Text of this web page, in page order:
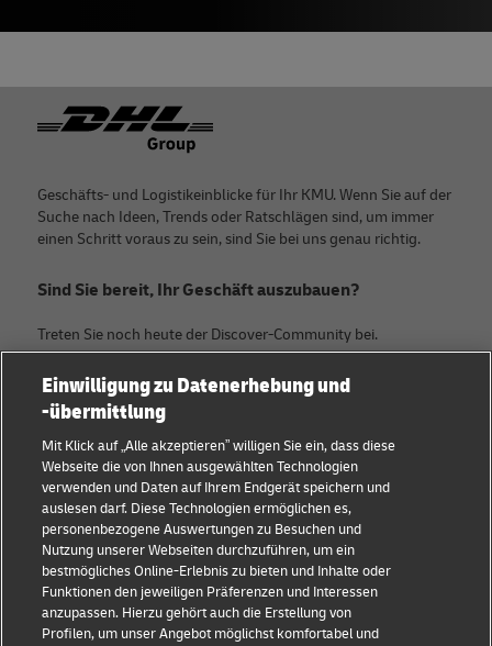
Footer
Geschäfts- und Logistikeinblicke für Ihr KMU. Wenn Sie auf der
Suche nach Ideen, Trends oder Ratschlägen sind, um immer
einen Schritt voraus zu sein, sind Sie bei uns genau richtig.
Sind Sie bereit, Ihr Geschäft auszubauen?
Treten Sie noch heute der Discover-Community bei.
Kategorien
KMU Ratgeber
E-Commerce Tipps
B2B-Beratung
Logistik-Beratung
Neuigkeiten & Einblicke
Firma
Über DHL
Kontakt
Pressezentrum
Nachhaltigkeit
Rechtliche Hinweise
Einwilligung zu Datenerhebung und
-übermittlung
Mit Klick auf „Alle akzeptieren” willigen Sie ein, dass diese
Webseite die von Ihnen ausgewählten Technologien
verwenden und Daten auf Ihrem Endgerät speichern und
auslesen darf. Diese Technologien ermöglichen es,
personenbezogene Auswertungen zu Besuchen und
Nutzung unserer Webseiten durchzuführen, um ein
bestmögliches Online-Erlebnis zu bieten und Inhalte oder
Funktionen den jeweiligen Präferenzen und Interessen
anzupassen. Hierzu gehört auch die Erstellung von
Profilen, um unser Angebot möglichst komfortabel und